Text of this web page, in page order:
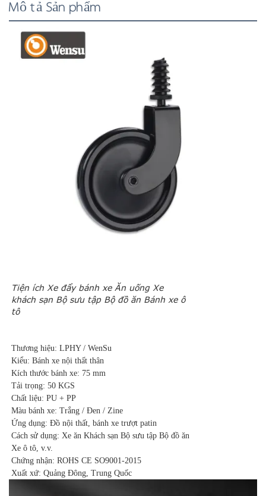
Mô tả Sản phẩm
Tiện ích Xe đẩy bánh xe Ăn uống Xe
khách sạn Bộ sưu tập Bộ đồ ăn Bánh xe ô
tô
Thương hiệu: LPHY / WenSu
Kiểu: Bánh xe nội thất thân
Kích thước bánh xe: 75 mm
Tải trọng: 50 KGS
Chất liệu: PU + PP
Màu bánh xe: Trắng / Đen / Zine
Ứng dụng: Đồ nội thất, bánh xe trượt patin
Cách sử dụng: Xe ăn Khách sạn Bộ sưu tập Bộ đồ ăn
Xe ô tô, v.v.
Chứng nhận: ROHS CE SO9001-2015
Xuất xứ: Quảng Đông, Trung Quốc